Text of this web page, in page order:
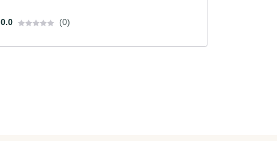
0.0 (0)